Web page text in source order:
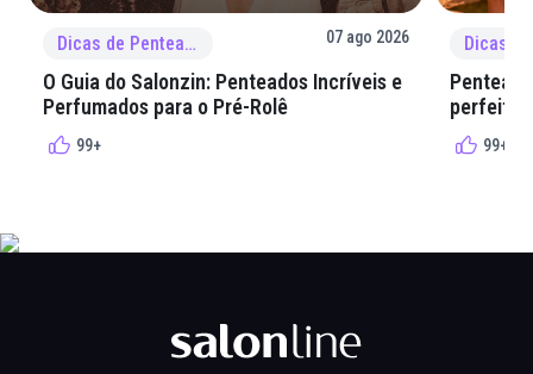
Dicas de Penteado 07 ago 2026
O Guia do Salonzin: Penteados Incríveis e
Perfumados para o Pré-Rolê
99+
perfeita
99+